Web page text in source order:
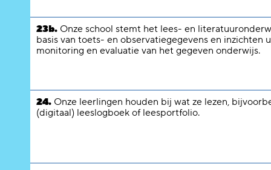
23b. Onze school stemt het lees- en
basis van toets- en observatiegegevens en inzichten
monitoring en evaluatie van het gegeven onderwijs.
24. Onze leerlingen houden bij wat ze lezen,
(digitaal) leeslogboek of leesportfolio.